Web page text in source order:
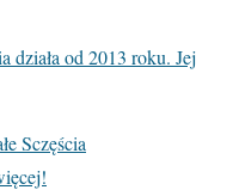
działa od 2013 roku. Jej
Sczęścia